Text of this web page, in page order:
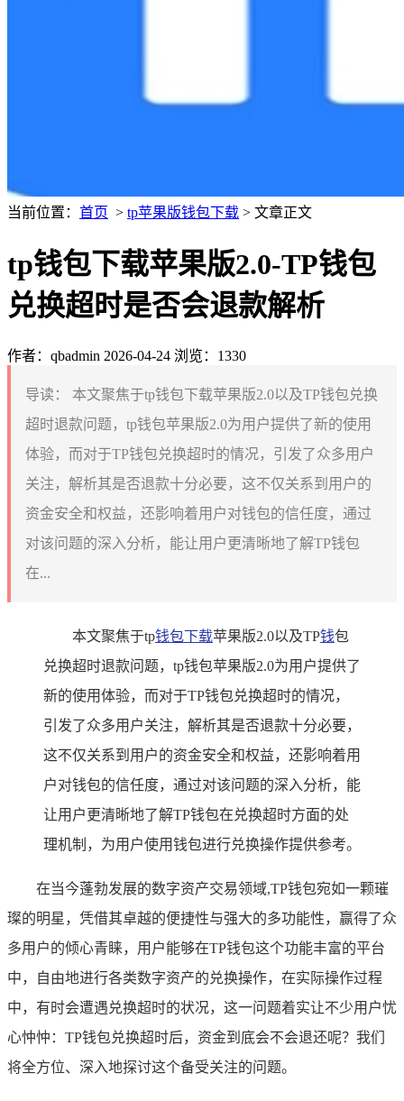
当前位置： 首页 > tp苹果版钱包下载 > 文章正文
tp钱包下载苹果版2.0-TP钱包
兑换超时是否会退款解析
作者：qbadmin 2026-04-24 浏览：1330
导读：
本文聚焦于tp钱包下载苹果版2.0以及TP钱包兑换
超时退款问题，tp钱包苹果版2.0为用户提供了新的使用
体验，而对于TP钱包兑换超时的情况，引发了众多用户
关注，解析其是否退款十分必要，这不仅关系到用户的
资金安全和权益，还影响着用户对钱包的信任度，通过
对该问题的深入分析，能让用户更清晰地了解TP钱包
在...
本文聚焦于tp钱包下载苹果版2.0以及TP钱包
兑换超时退款问题，tp钱包苹果版2.0为用户提供了
新的使用体验，而对于TP钱包兑换超时的情况，
引发了众多用户关注，解析其是否退款十分必要，
这不仅关系到用户的资金安全和权益，还影响着用
户对钱包的信任度，通过对该问题的深入分析，能
让用户更清晰地了解TP钱包在兑换超时方面的处
理机制，为用户使用钱包进行兑换操作提供参考。
在当今蓬勃发展的数字资产交易领域,TP钱包宛如一颗璀
璨的明星，凭借其卓越的便捷性与强大的多功能性，赢得了众
多用户的倾心青睐，用户能够在TP钱包这个功能丰富的平台
中，自由地进行各类数字资产的兑换操作，在实际操作过程
中，有时会遭遇兑换超时的状况，这一问题着实让不少用户忧
心忡忡：TP钱包兑换超时后，资金到底会不会退还呢？我们
将全方位、深入地探讨这个备受关注的问题。